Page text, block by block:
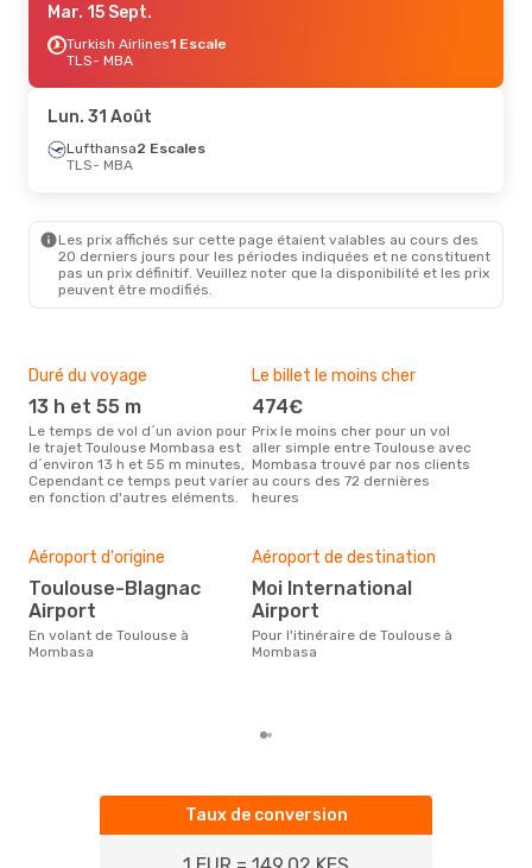
Mar. 1 Sept.- Mer. 9 Sept.
Lufthansa2 Escales
TLS- MBA
MBA- TLS
Mar. 15 Sept.
Turkish Airlines1 Escale
TLS- MBA
Lun. 31 Août
Lufthansa2 Escales
TLS- MBA
Les prix affichés sur cette page étaient valables au cours des
20 derniers jours pour les périodes indiquées et ne constituent
pas un prix définitif. Veuillez noter que la disponibilité et les prix
peuvent être modifiés.
Duré du voyage
13 h et 55 m
Le temps de vol d´un avion pour
le trajet Toulouse Mombasa est
d´environ 13 h et 55 m minutes,
Cependant ce temps peut varier
en fonction d'autres eléments.
Le billet le moins cher
474€
Prix le moins cher pour un vol
aller simple entre Toulouse avec
Mombasa trouvé par nos clients
au cours des 72 dernières
heures
Aéroport d'origine
Toulouse-Blagnac
Airport
En volant de Toulouse à
Mombasa
Aéroport de destination
Moi International
Airport
Pour l'itinéraire de Toulouse à
Mombasa
Taux de conversion